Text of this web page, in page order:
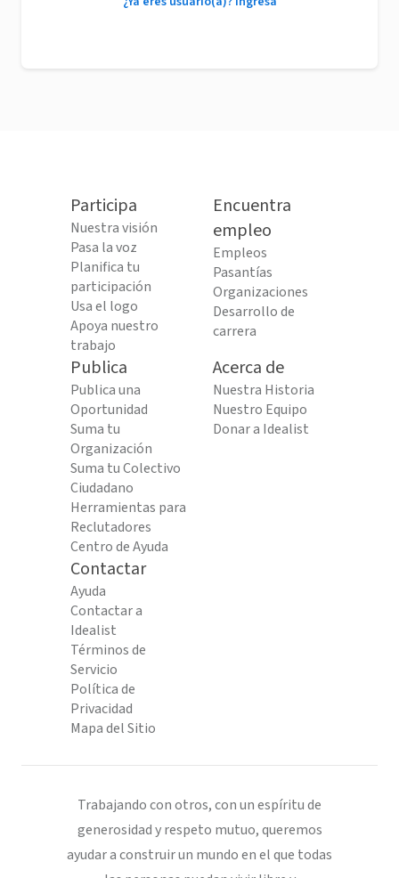
Participa
Nuestra visión
Pasa la voz
Planifica tu
participación
Usa el logo
Apoya nuestro
trabajo
Encuentra
empleo
Empleos
Pasantías
Organizaciones
Desarrollo de
carrera
Publica
Publica una
Oportunidad
Suma tu
Organización
Suma tu Colectivo
Ciudadano
Herramientas para
Reclutadores
Centro de Ayuda
Acerca de
Nuestra Historia
Nuestro Equipo
Donar a Idealist
Contactar
Ayuda
Contactar a
Idealist
Términos de
Servicio
Política de
Privacidad
Mapa del Sitio
Trabajando con otros, con un espíritu de
generosidad y respeto mutuo, queremos
ayudar a construir un mundo en el que todas